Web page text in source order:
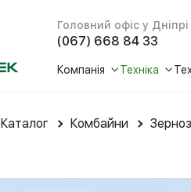
Головний офіс у Дніпрі
(067) 668 84 33
Компанія Техніка
Каталог Комбайни